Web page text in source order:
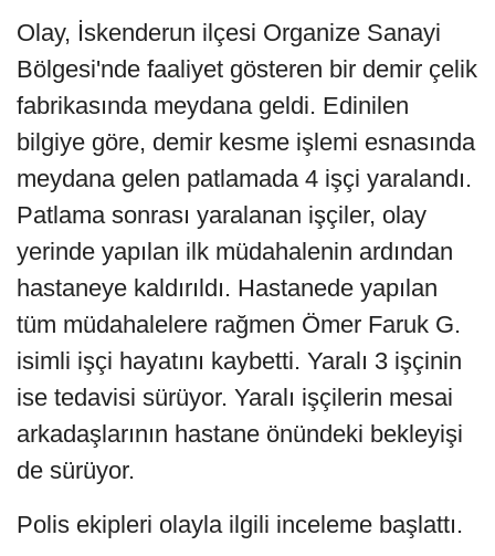
Olay, İskenderun ilçesi Organize Sanayi
Bölgesi'nde faaliyet gösteren bir demir çelik
fabrikasında meydana geldi. Edinilen
bilgiye göre, demir kesme işlemi esnasında
meydana gelen patlamada 4 işçi yaralandı.
Patlama sonrası yaralanan işçiler, olay
yerinde yapılan ilk müdahalenin ardından
hastaneye kaldırıldı. Hastanede yapılan
tüm müdahalelere rağmen Ömer Faruk G.
isimli işçi hayatını kaybetti. Yaralı 3 işçinin
ise tedavisi sürüyor. Yaralı işçilerin mesai
arkadaşlarının hastane önündeki bekleyişi
de sürüyor.
Polis ekipleri olayla ilgili inceleme başlattı.